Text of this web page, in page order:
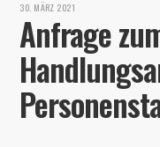
30. MÄRZ 2021
Anfrage